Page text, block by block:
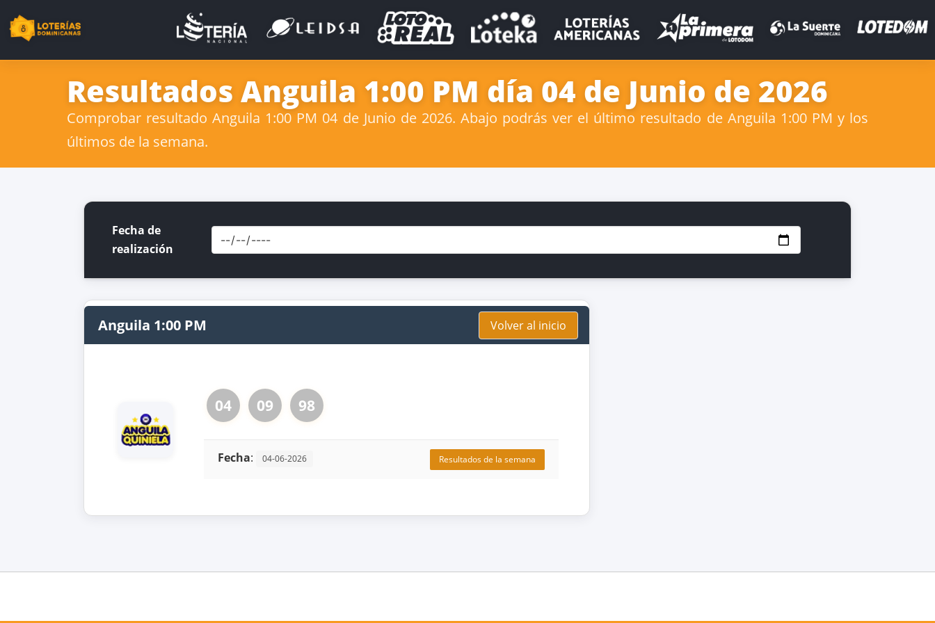
Resultados Anguila 1:00 PM día 04 de Junio de 2026
Comprobar resultado Anguila 1:00 PM 04 de Junio de 2026. Abajo podrás ver el último resultado de Anguila 1:00 PM y los
últimos de la semana.
Fecha de
realización
Anguila 1:00 PM Volver al inicio
04 09 98
Fecha: 04-06-2026 Resultados de la semana